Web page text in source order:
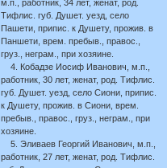
м.п., работник, 34 лет, женат, род.
Тифлис. губ. Душет. уезд, село
Пашети, припис. к Душету, прожив. в
Паншети, врем. пребыв., правос.,
груз., неграм., при хозяине.
4. Кобадзе Иосиф Иванович, м.п.,
работник, 30 лет, женат, род. Тифлис.
губ. Душет. уезд, село Сиони, припис.
к Душету, прожив. в Сиони, врем.
пребыв., правос., груз., неграм., при
хозяине.
5. Эливаев Георгий Иванович, м.п.,
работник, 27 лет, женат, род. Тифлис.